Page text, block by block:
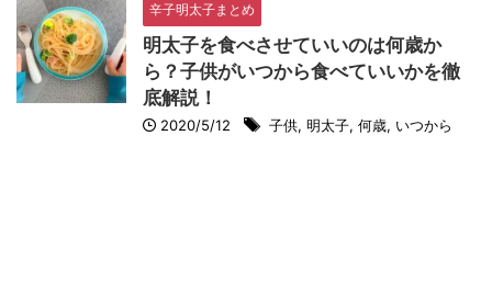
辛子明太子まとめ
明太子を食べさせていいのは何歳か
ら？子供がいつから食べていいかを徹
底解説！
2020/5/12 子供, 明太子, 何歳, いつから